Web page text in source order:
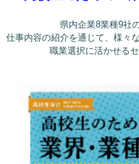
県内企業8業種9社
仕事内容の紹介を通じて、様々
職業選択に活かせる